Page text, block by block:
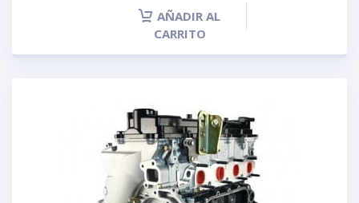
AÑADIR AL
CARRITO